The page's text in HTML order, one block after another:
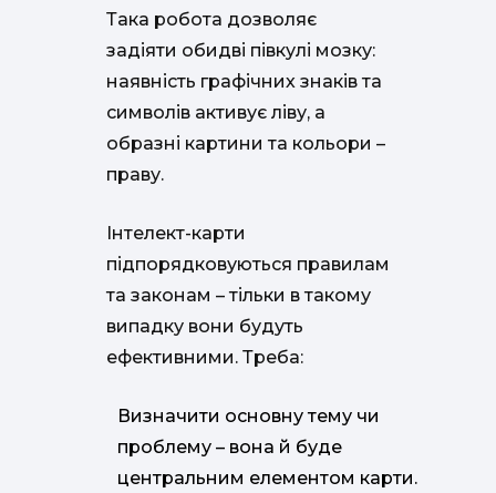
Така робота дозволяє
задіяти обидві півкулі мозку:
наявність графічних знаків та
символів активує ліву, а
образні картини та кольори –
праву.
Інтелект-карти
підпорядковуються правилам
та законам – тільки в такому
випадку вони будуть
ефективними. Треба:
Визначити основну тему чи
проблему – вона й буде
центральним елементом карти.